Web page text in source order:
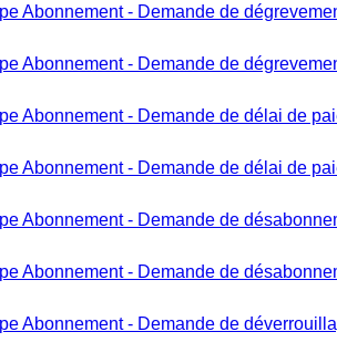
Abonnement - Demande de
Abonnement - Demande de
Abonnement - Demande de délai de
Abonnement - Demande de délai de
Abonnement - Demande de
Abonnement - Demande de
Abonnement - Demande de